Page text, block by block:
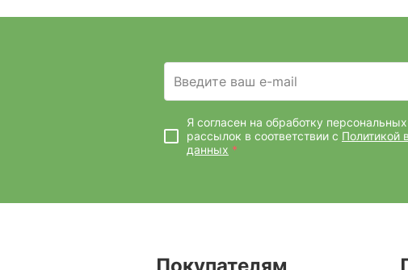
Введите ваш e-mail
Я согласен на обработку
рассылок в соответствии с Политикой
данных *